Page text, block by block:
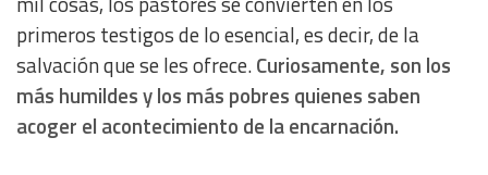
primeros testigos de lo esencial, es decir, de la
salvación que se les ofrece.Curiosamente, son los
más humildes y los más pobres quienes saben
acoger el acontecimiento de la encarnación.